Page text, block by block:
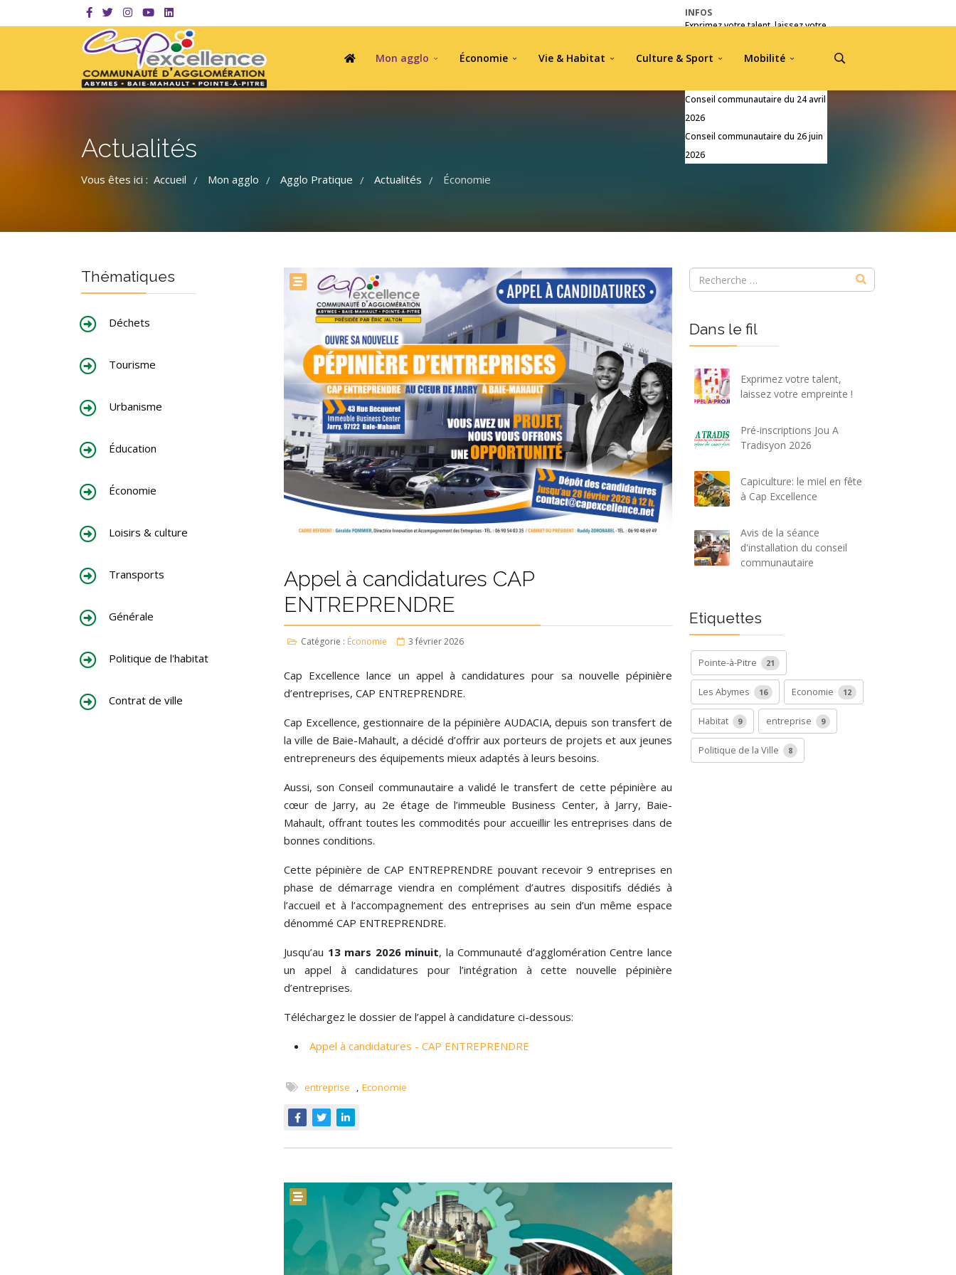
INFOS
Exprimez votre talent, laissez votre
Pré-inscriptions Jou A Tradisyon
Conseil communautaire du 24 avril
2026
Conseil communautaire du 26 juin
2026
Mon agglo Économie Vie & Habitat Culture & Sport Mobilité
Actualités
Vous êtes ici : Accueil / Mon agglo / Agglo Pratique / Actualités / Économie
Thématiques
Déchets
Tourisme
Urbanisme
Éducation
Économie
Loisirs & culture
Transports
Générale
Politique de l'habitat
Contrat de ville
Appel à candidatures CAP
ENTREPRENDRE
Catégorie : Économie 3 février 2026
Cap Excellence lance un appel à candidatures pour sa nouvelle pépinière
d’entreprises, CAP ENTREPRENDRE.
Cap Excellence, gestionnaire de la pépinière AUDACIA, depuis son transfert de
la ville de Baie-Mahault, a décidé d’offrir aux porteurs de projets et aux jeunes
entrepreneurs des équipements mieux adaptés à leurs besoins.
Aussi, son Conseil communautaire a validé le transfert de cette pépinière au
cœur de Jarry, au 2e étage de l’immeuble Business Center, à Jarry, Baie-
Mahault, offrant toutes les commodités pour accueillir les entreprises dans de
bonnes conditions.
Cette pépinière de CAP ENTREPRENDRE pouvant recevoir 9 entreprises en
phase de démarrage viendra en complément d’autres dispositifs dédiés à
l’accueil et à l’accompagnement des entreprises au sein d’un même espace
dénommé CAP ENTREPRENDRE.
Jusqu’au 13 mars 2026 minuit, la Communauté d’agglomération Centre lance
un appel à candidatures pour l’intégration à cette nouvelle pépinière
d’entreprises.
Téléchargez le dossier de l’appel à candidature ci-dessous:
Appel à candidatures - CAP ENTREPRENDRE
entreprise , Economie
Dans le fil
Exprimez votre talent,
laissez votre empreinte !
Pré-inscriptions Jou A
Tradisyon 2026
Capiculture: le miel en fête
à Cap Excellence
Avis de la séance
d'installation du conseil
communautaire
Etiquettes
Pointe-à-Pitre 21
Les Abymes 16 Economie 12
Habitat 9 entreprise 9
Politique de la Ville 8